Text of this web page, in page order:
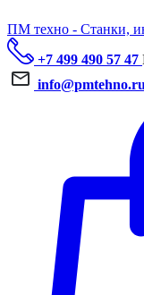
ПМ техно - Станки,
+7 499 490 57 47